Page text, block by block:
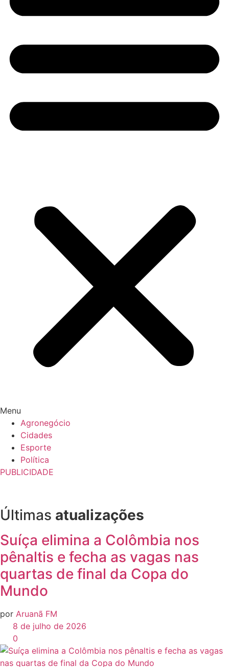
Menu
Agronegócio
Cidades
Esporte
Política
PUBLICIDADE
Últimas atualizações
Suíça elimina a Colômbia nos
pênaltis e fecha as vagas nas
quartas de final da Copa do
Mundo
por Aruanã FM
8 de julho de 2026
0